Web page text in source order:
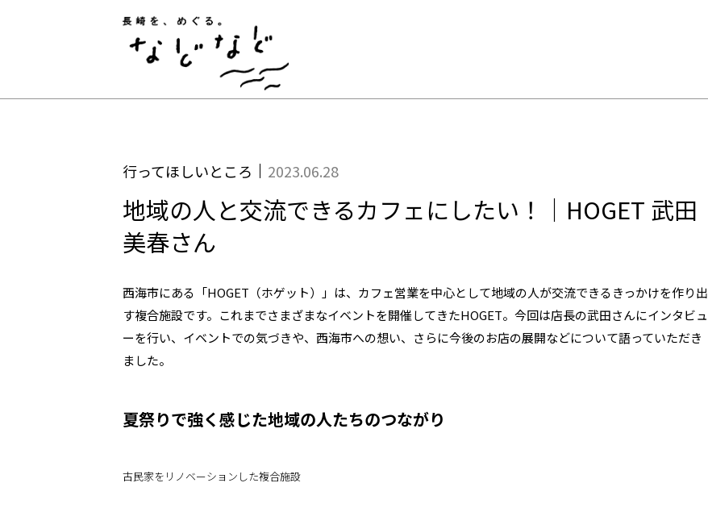
行ってほしいところ 2023.06.28
地域の人と交流できるカフェにしたい！｜HOGET 武田
美春さん
西海市にある「HOGET（ホゲット）」は、カフェ営業を中心として地域の人が交流できるきっかけを作り出
す複合施設です。これまでさまざまなイベントを開催してきたHOGET。今回は店長の武田さんにインタビュ
ーを行い、イベントでの気づきや、西海市への想い、さらに今後のお店の展開などについて語っていただき
ました。
夏祭りで強く感じた地域の人たちのつながり
古民家をリノベーションした複合施設